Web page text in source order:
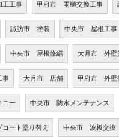
工事 甲府市 雨樋交換工事
諏訪市 塗装 中央市 屋根工事
中央市 屋根修繕 大月市 外壁
事 大月市 店舗 甲府市 外壁
ー 中央市 防水メンテナンス
ート塗り替え 中央市 波板交換